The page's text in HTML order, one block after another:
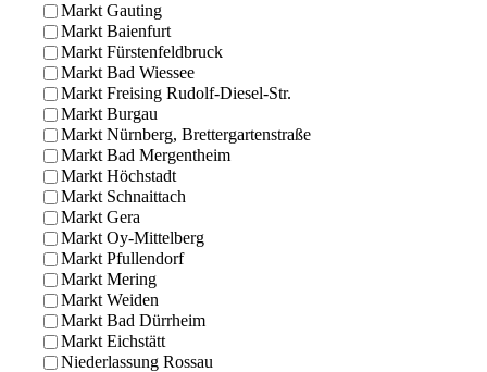
Markt Gauting
Markt Baienfurt
Markt Fürstenfeldbruck
Markt Bad Wiessee
Markt Freising Rudolf-Diesel-Str.
Markt Burgau
Markt Nürnberg, Brettergartenstraße
Markt Bad Mergentheim
Markt Höchstadt
Markt Schnaittach
Markt Gera
Markt Oy-Mittelberg
Markt Pfullendorf
Markt Mering
Markt Weiden
Markt Bad Dürrheim
Markt Eichstätt
Niederlassung Rossau